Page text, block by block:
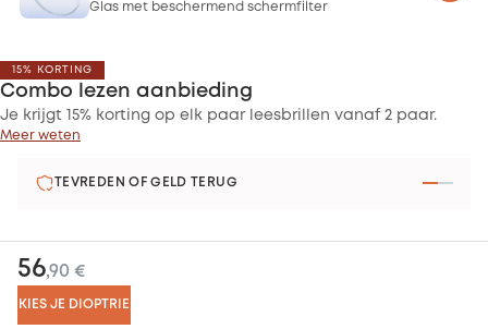
Glas met beschermend schermfilter
15% KORTING
Combo lezen aanbieding
Je krijgt 15% korting op elk paar leesbrillen vanaf 2 paar.
Meer weten
56,90 €
KIES JE DIOPTRIE